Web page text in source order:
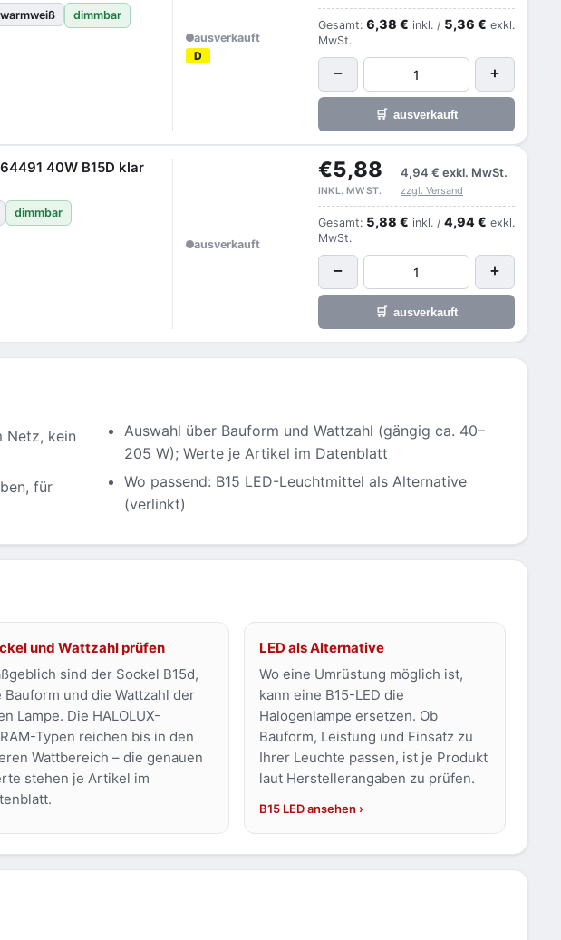
warmweiß
dimmbar
ausverkauft
D
Gesamt: 6,38 € inkl. / 5,36 € exkl.
MwSt.
− +
🛒 ausverkauft
40W B15D klar
dimmbar
ausverkauft
€5,88 4,94 € exkl. MwSt.
INKL. MWST. zzgl. Versand
Gesamt: 5,88 € inkl. / 4,94 € exkl.
MwSt.
− +
🛒 ausverkauft
Netz, kein
für
Auswahl über Bauform und Wattzahl (gängig ca. 40–
205 W); Werte je Artikel im Datenblatt
Wo passend: B15 LED-Leuchtmittel als Alternative
(verlinkt)
und Wattzahl prüfen
sind der Sockel B15d,
Bauform und die Wattzahl der
Lampe. Die HALOLUX-
Typen reichen bis in den
Wattbereich – die genauen
stehen je Artikel im
LED als Alternative
Wo eine Umrüstung möglich ist,
kann eine B15-LED die
Halogenlampe ersetzen. Ob
Bauform, Leistung und Einsatz zu
Ihrer Leuchte passen, ist je Produkt
laut Herstellerangaben zu prüfen.
B15 LED ansehen